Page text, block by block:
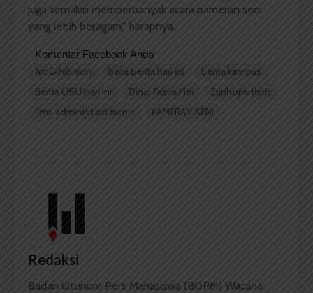
juga semakin memperbanyak acara pameran seni
yang lebih beragam,” harapnya.
Komentar Facebook Anda
Art Exhibition baca berita hari ini
berita kampus
Berita USU Hari Ini
Dinar Fazira Fitri
Euphoriartistic
ilmu administrasi bisnis
PAMERAN SENI
Redaksi
Badan Otonom Pers Mahasiswa (BOPM) Wacana